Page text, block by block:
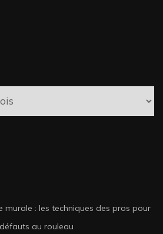
murale : les techniques des pros pour
au rouleau